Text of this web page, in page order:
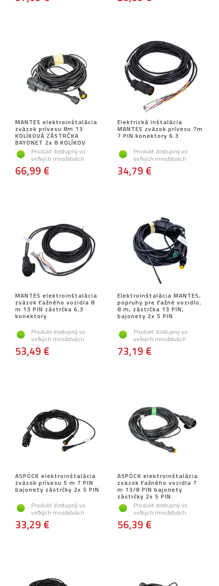
MANTES elektroinštalácia
zväzok prívesu 8m 13
KOLÍKOVÁ ZÁSTRČKA
BAYONET 2x 8 KOLÍKOV
Produkt dostupný vo
veľkých množstvách
66,99 €
Elektrická inštalácia
MANTES zväzok prívesu 7m
7 PIN konektory 6.3
Produkt dostupný vo
veľkých množstvách
34,79 €
MANTES elektroinštalácia
zväzok ťažného vozidla 8
m 13 PIN zástrčka 6,3
konektory
Produkt dostupný vo
veľkých množstvách
53,49 €
Elektroinštalácia MANTES,
popruhy pre ťažné vozidlo,
8 m, zástrčka 13 PIN,
bajonety 2x 5 PIN
Produkt dostupný vo
veľkých množstvách
73,19 €
ASPÖCK elektroinštalácia
zväzok prívesu 5 m 7 PIN
bajonety zástrčky 2x 5 PIN
Produkt dostupný vo
veľkých množstvách
33,29 €
ASPÖCK elektroinštalácia
zväzok ťažného vozidla 7
m 13/8 PIN bajonety
zástrčky 2x 5 PIN
Produkt dostupný vo
veľkých množstvách
56,39 €